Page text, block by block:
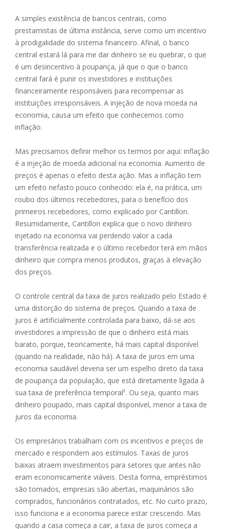
A simples existência de bancos centrais, como
prestamistas de última instância, serve como um incentivo
à prodigalidade do sistema financeiro. Afinal, o banco
central estará lá para me dar dinheiro se eu quebrar, o que
é um desincentivo à poupança, já que o que o banco
central fará é punir os investidores e instituições
financeiramente responsáveis para recompensar as
instituições irresponsáveis. A injeção de nova moeda na
economia, causa um efeito que conhecemos como
inflação.
Mas precisamos definir melhor os termos por aqui: inflação
é a injeção de moeda adicional na economia. Aumento de
preços é apenas o efeito desta ação. Mas a inflação tem
um efeito nefasto pouco conhecido: ela é, na prática, um
roubo dos últimos recebedores, para o benefício dos
primeiros recebedores, como explicado por Cantillon.
Resumidamente, Cantillon explica que o novo dinheiro
injetado na economia vai perdendo valor a cada
transferência realizada e o último recebedor terá em mãos
dinheiro que compra menos produtos, graças à elevação
dos preços.
O controle central da taxa de juros realizado pelo Estado é
uma distorção do sistema de preços. Quando a taxa de
juros é artificialmente controlada para baixo, dá-se aos
investidores a impressão de que o dinheiro está mais
barato, porque, teoricamente, há mais capital disponível
(quando na realidade, não há). A taxa de juros em uma
economia saudável deveria ser um espelho direto da taxa
de poupança da população, que está diretamente ligada à
sua taxa de preferência temporal². Ou seja, quanto mais
dinheiro poupado, mais capital disponível, menor a taxa de
juros da economia.
Os empresários trabalham com os incentivos e preços de
mercado e respondem aos estímulos. Taxas de juros
baixas atraem investimentos para setores que antes não
eram economicamente viáveis. Desta forma, empréstimos
são tomados, empresas são abertas, maquinários são
comprados, funcionários contratados, etc. No curto prazo,
isso funciona e a economia parece estar crescendo. Mas
quando a casa começa a cair, a taxa de juros começa a